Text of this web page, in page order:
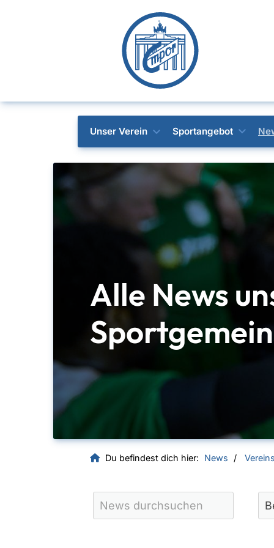
Unser Verein Sportangebot
Alle News
Du befindest dich hier: News
Quicklinks